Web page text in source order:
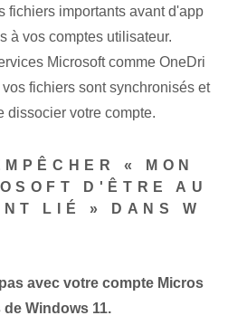
fichiers importants avant d'app
à vos comptes utilisateur.
Microsoft comme OneDri
fichiers sont synchronisés et
dissocier votre compte.
« MON
D'ÊTRE AU
LIÉ » DANS W
avec votre compte Micros
Windows 11.